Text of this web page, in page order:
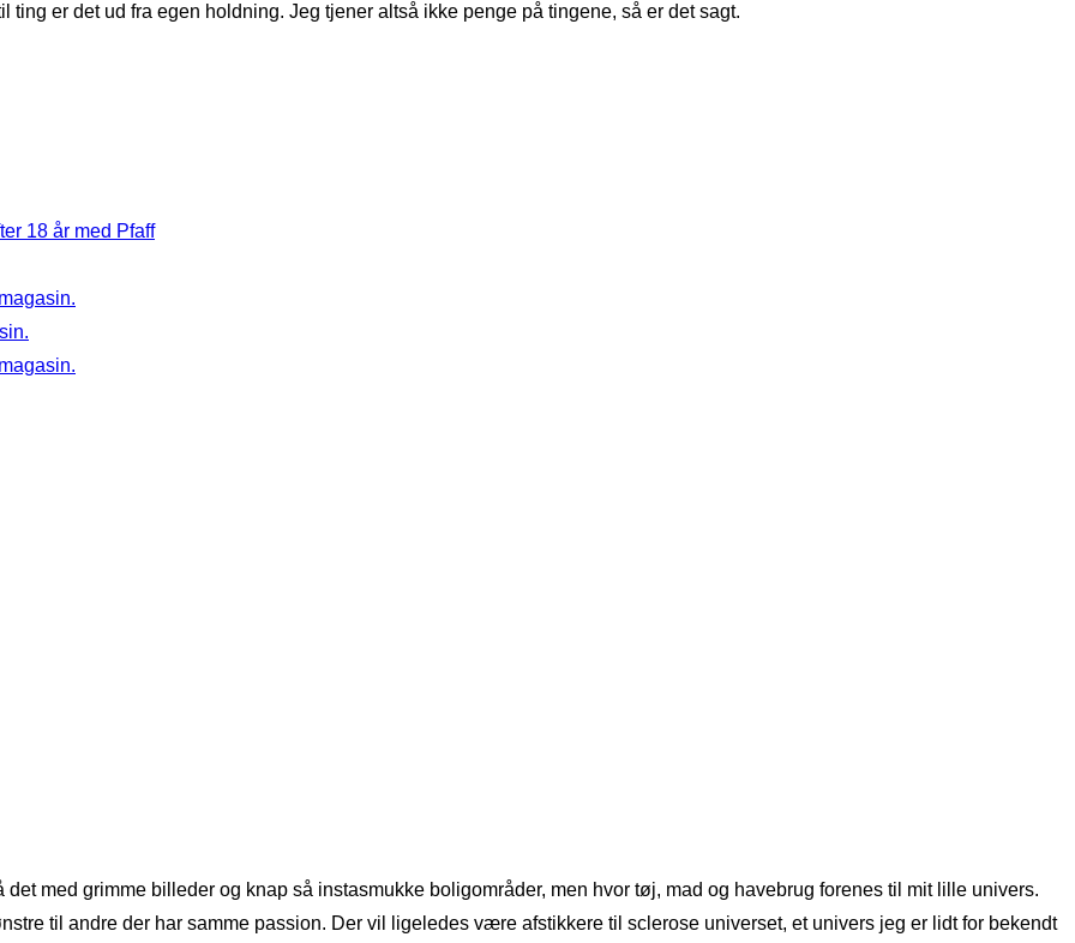
er det ud fra egen holdning. Jeg tjener altså ikke penge på tingene, så er det sagt.
18 år med Pfaff
med grimme billeder og knap så instasmukke boligområder, men hvor tøj, mad og havebrug forenes til mit lille univers.
til andre der har samme passion. Der vil ligeledes være afstikkere til sclerose universet, et univers jeg er lidt for bekendt